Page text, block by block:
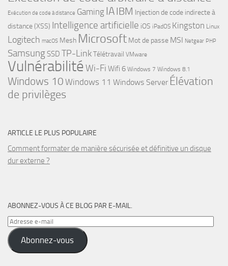
Exécution de code à distance Gaming IAIBM Injection de code indirecte à
distance (XSS) Intelligence artificielle iOS iPadOS Kingston Linux
Logitech macOS Mesh Microsoft Mot de passe MSI Netgear PHP
Samsung SSD TP-LinkTélétravail VMware
VulnérabilitéWi-Fi Wifi 6 Windows 7 Windows 8.1
Windows 10 Windows 11 Windows Server Élévation
de privilèges
ARTICLE LE PLUS POPULAIRE
Comment formater de manière sécurisée et définitive un disque
dur externe ?
ABONNEZ-VOUS À CE BLOG PAR E-MAIL.
Adresse
e-
mail Abonnez-vous